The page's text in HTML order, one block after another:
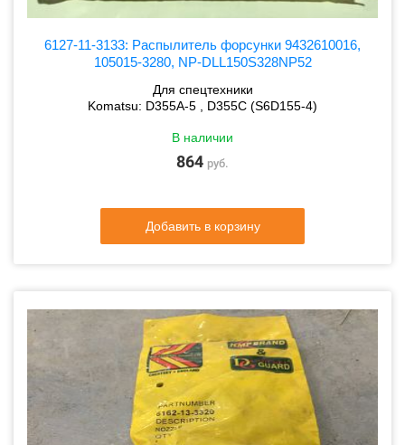
6127-11-3133: Распылитель форсунки 9432610016,
105015-3280, NP-DLL150S328NP52
Для спецтехники
Komatsu: D355A-5 , D355C (S6D155-4)
В наличии
864 руб.
Добавить в корзину